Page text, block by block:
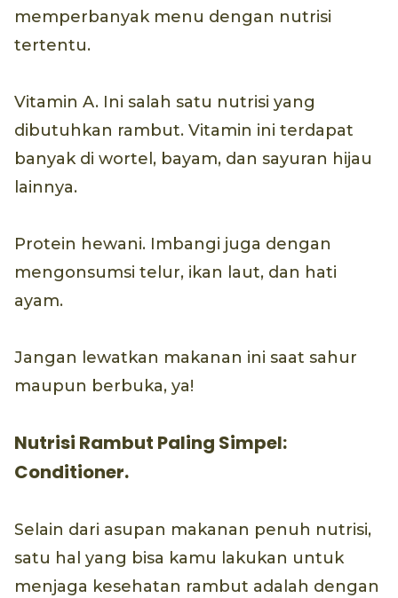
memperbanyak menu dengan nutrisi
tertentu.
Vitamin A. Ini salah satu nutrisi yang
dibutuhkan rambut. Vitamin ini terdapat
banyak di wortel, bayam, dan sayuran hijau
lainnya.
Protein hewani. Imbangi juga dengan
mengonsumsi telur, ikan laut, dan hati
ayam.
Jangan lewatkan makanan ini saat sahur
maupun berbuka, ya!
Nutrisi Rambut Paling Simpel:
Conditioner.
Selain dari asupan makanan penuh nutrisi,
satu hal yang bisa kamu lakukan untuk
menjaga kesehatan rambut adalah dengan